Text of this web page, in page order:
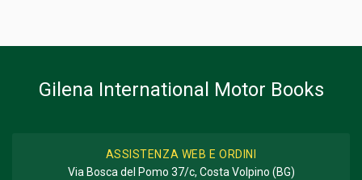
Gilena International Motor Books
ASSISTENZA WEB E ORDINI
Via Bosca del Pomo 37/c, Costa Volpino (BG)